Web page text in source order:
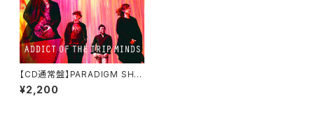
【CD通常盤】PARADIGM SHIF
T
¥2,200